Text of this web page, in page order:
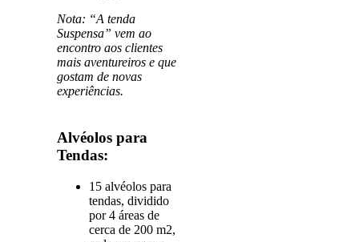
Nota: “A tenda
Suspensa” vem ao
encontro aos clientes
mais aventureiros e que
gostam de novas
experiências.
Alvéolos para
Tendas:
15 alvéolos para
tendas, dividido
por 4 áreas de
cerca de 200 m2,